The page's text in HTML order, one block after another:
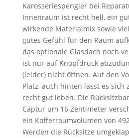
Karosseriespengler bei
Innenraum ist recht hell, ein
wirkende Materialmix sowie
gutes Gefühl für den Raum
das optionale Glasdach noch
ist nur auf Knopfdruck
(leider) nicht öffnen. Auf den
Platz, auch hinten lässt es sich
recht gut leben. Die
Captur um 16 Zentimeter
ein Kofferraumvolumen von
Werden die Rücksitze